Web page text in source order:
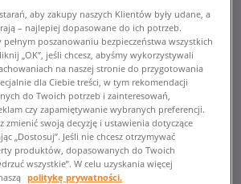
aby zakupy naszych Klientów były udane, a
– najlepiej dopasowane do ich potrzeb.
poszanowaniu bezpieczeństwa wszystkich
„OK”, jeśli chcesz, abyśmy wykorzystywali
na naszej stronie do przygotowania
dla Ciebie treści, w tym rekomendacji
do Twoich potrzeb i zainteresowań,
czy zapamiętywanie wybranych preferencji.
zmienić swoją decyzję i ustawienia dotyczące
„Dostosuj”. Jeśli nie chcesz otrzymywać
produktów, dopasowanych do Twoich
wszystkie”. W celu uzyskania więcej
politykę prywatności.